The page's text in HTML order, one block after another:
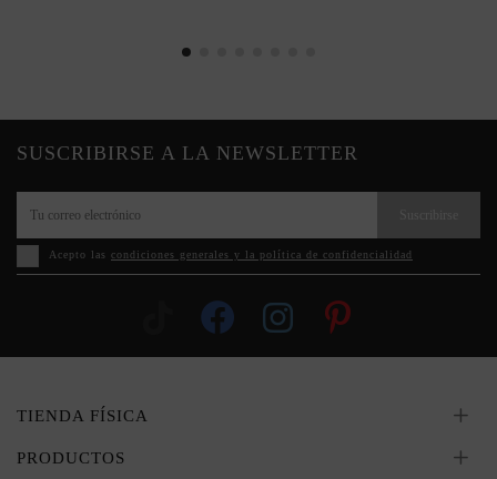
SUSCRIBIRSE A LA NEWSLETTER
Acepto las condiciones generales y la política de confidencialidad
TIENDA FÍSICA
PRODUCTOS